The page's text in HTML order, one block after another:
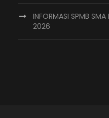
INFORMASI SPMB
2026